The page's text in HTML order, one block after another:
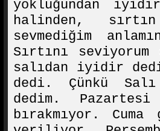
yokluğundan
halinden,
sevmediğim
Sırtını seviyorum
salıdan iyidir
dedi. Çünkü
dedim.
bırakmıyor.